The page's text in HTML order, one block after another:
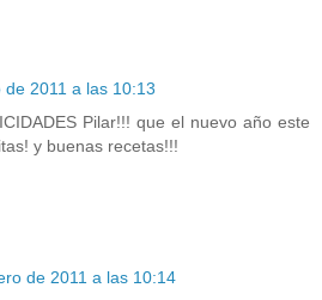
2011 a las 10:13
Pilar!!! que el nuevo año este
y buenas recetas!!!
de 2011 a las 10:14